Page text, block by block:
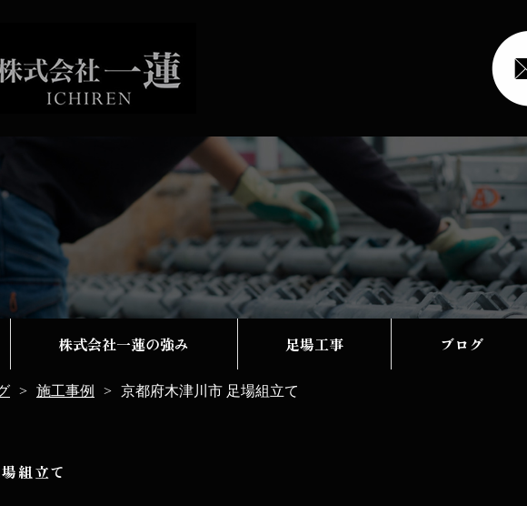
株式会社一蓮の強み 足場工事 ブログ
施工事例 京都府木津川市 足場組立て
組立て